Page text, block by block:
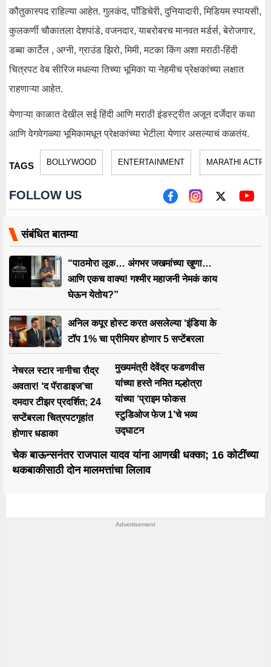
कौतुकास्पद राहिल्या आहेत. गुलकंद, पाँडिचेरी, दुनियादारी, मिडियम स्पायसी,
कुलकर्णी चौकातला देशपांडे, वजनदार, याबरोबरच मानवत मर्डर्स, बेरोजगार,
डब्बा कार्टेल , अग्नी, ग्राउंड झिरो, मिमी, मटका किंग अशा मराठी-हिंदी
चित्रपट वेब सीरिज मधल्या तिच्या भूमिका या नेहमीच प्रेक्षकांच्या लक्षात
राहणाऱ्या आहेत.
येणाऱ्या काळात देखील सई हिंदी आणि मराठी इंडस्ट्रीत अजून दर्जेदार कथा
आणि वेगवेगळ्या भूमिकामधून प्रेक्षकांच्या भेटीला येणार असल्याचं कळतंय.
TAGS BOLLYWOOD ENTERTAINMENT MARATHI
FOLLOW US
संबंधित बातम्या
“पाठमोरा लूक… अंगभर जखमांच्या खुणा…
आणि एकच वाक्य! गश्मीर महाजनी नेमकं काय
घेऊन येतोय?”
अनिल कपूर होस्ट करत असलेल्या ‘इंडिया के
टॉप 1% चा प्रीमियर होणार 5 सप्टेंबरला
नेचरल स्टार नानीचा रौद्र
अवतार! ‘द पॅराडाइज’चा
दमदार टीझर प्रदर्शित; 24
सप्टेंबरला चित्रपटगृहांत
होणार धडाका
मुख्यमंत्री देवेंद्र फडणवीस
यांच्या हस्ते नमित मल्होत्रा
यांच्या ‘प्राइम फोकस
स्टुडिओज फेज 1’चे भव्य
उद्घाटन
चेक बाऊन्सनंतर राजपाल यादव यांना आणखी धक्का; 16 कोटींच्या
थकबाकीसाठी दोन मालमत्तांचा लिलाव